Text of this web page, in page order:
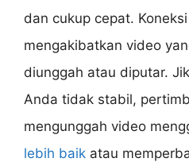
dan cukup cepat.
mengakibatkan video
diunggah atau diputar.
Anda tidak stabil,
mengunggah video
lebih baik atau